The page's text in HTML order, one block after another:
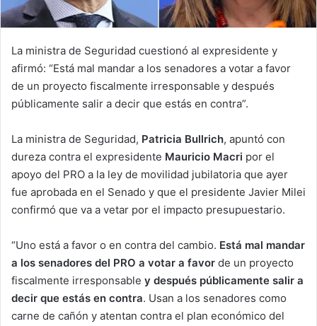
La ministra de Seguridad cuestionó al expresidente y
afirmó: “Está mal mandar a los senadores a votar a favor
de un proyecto fiscalmente irresponsable y después
públicamente salir a decir que estás en contra”.
La ministra de Seguridad, Patricia Bullrich, apuntó con
dureza contra el expresidente Mauricio Macri por el
apoyo del PRO a la ley de movilidad jubilatoria que ayer
fue aprobada en el Senado y que el presidente Javier Milei
confirmó que va a vetar por el impacto presupuestario.
“Uno está a favor o en contra del cambio. Está mal mandar
a los senadores del PRO a votar a favor de un proyecto
fiscalmente irresponsable y después públicamente salir a
decir que estás en contra. Usan a los senadores como
carne de cañón y atentan contra el plan económico del